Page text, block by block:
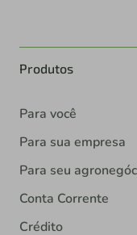
Produtos
Para você
Para sua empresa
Para seu
Conta Corrente
Crédito